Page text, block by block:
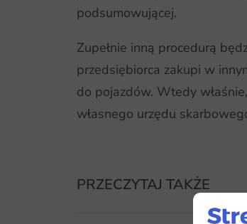
podsumowującej.
Zupełnie inną procedurą
przedsiębiorca zakupi w
do pojazdów. Wtedy
własnego urzędu
PRZECZYTAJ TAKŻE